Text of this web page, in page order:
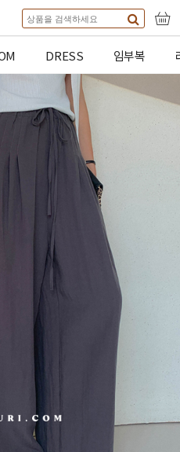
DRESS 임부복